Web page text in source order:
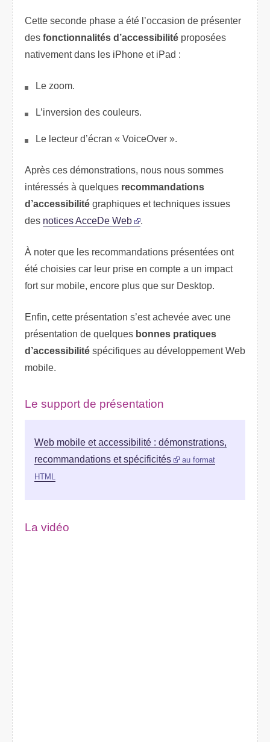
Cette seconde phase a été l’occasion de présenter
des fonctionnalités d’accessibilité proposées
nativement dans les iPhone et iPad :
Le zoom.
L’inversion des couleurs.
Le lecteur d’écran « VoiceOver ».
Après ces démonstrations, nous nous sommes
intéressés à quelques recommandations
d’accessibilité graphiques et techniques issues
des notices AcceDe Web .
À noter que les recommandations présentées ont
été choisies car leur prise en compte a un impact
fort sur mobile, encore plus que sur Desktop.
Enfin, cette présentation s’est achevée avec une
présentation de quelques bonnes pratiques
d’accessibilité spécifiques au développement Web
mobile.
Le support de présentation
Web mobile et accessibilité : démonstrations,
recommandations et spécificités
au format
HTML
La vidéo